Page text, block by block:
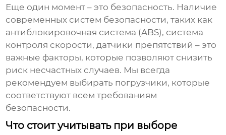
Еще один момент – это безопасность. Наличие
современных систем безопасности, таких как
антиблокировочная система (ABS), система
контроля скорости, датчики препятствий – это
важные факторы, которые позволяют снизить
риск несчастных случаев. Мы всегда
рекомендуем выбирать погрузчики, которые
соответствуют всем требованиям
безопасности.
Что стоит учитывать при выборе